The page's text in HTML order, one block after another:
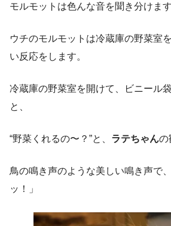
モルモットは色んな音を聞き分けます
ウチのモルモットは冷蔵庫の野菜室
い反応をします。
冷蔵庫の野菜室を開けて、ビニール
と、
“野菜くれるの〜？”と、 ラテちゃんの
鳥の鳴き声のような美しい鳴き声で
ッ！」